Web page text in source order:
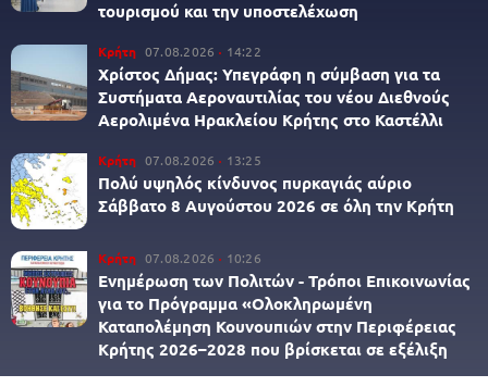
τουρισμού και την υποστελέχωση
Κρήτη 07.08.2026 14:22
Χρίστος Δήμας: Υπεγράφη η σύμβαση για τα
Συστήματα Αεροναυτιλίας του νέου Διεθνούς
Αερολιμένα Ηρακλείου Κρήτης στο Καστέλλι
Κρήτη 07.08.2026 13:25
Πολύ υψηλός κίνδυνος πυρκαγιάς αύριο
Σάββατο 8 Αυγούστου 2026 σε όλη την Κρήτη
Κρήτη 07.08.2026 10:26
Ενημέρωση των Πολιτών - Τρόποι Επικοινωνίας
για το Πρόγραμμα «Ολοκληρωμένη
Καταπολέμηση Κουνουπιών στην Περιφέρειας
Κρήτης 2026–2028 που βρίσκεται σε εξέλιξη